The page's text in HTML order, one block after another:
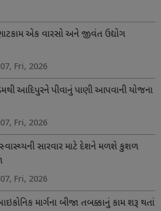
એક વારસો અને જીવંત ઉદ્યોગ
Fri, 2026
આદિપુરને પીવાનું પાણી આપવાની યોજના
Fri, 2026
સારવાર માટે દેશને મળશે કુશળ
Fri, 2026
માર્ગના બીજા તબક્કાનું કામ શરૂ થતાં